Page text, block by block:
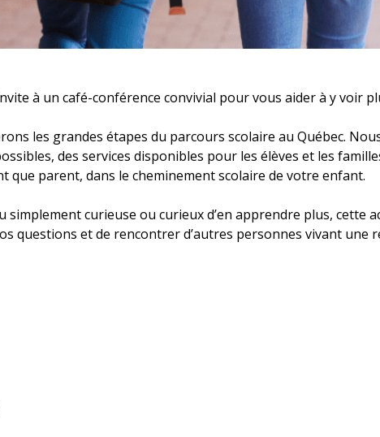
à un café-conférence convivial pour vous aider à y voir
les grandes étapes du parcours scolaire au Québec.
des services disponibles pour les élèves et les
que parent, dans le cheminement scolaire de votre enfant.
simplement curieuse ou curieux d’en apprendre plus, cette
questions et de rencontrer d’autres personnes vivant une